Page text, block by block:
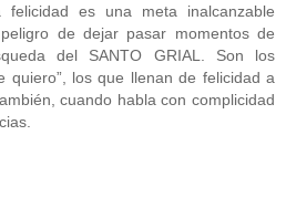
es una meta inalcanzable
de dejar pasar momentos de
del SANTO GRIAL. Son los
quiero”, los que llenan de felicidad a
cuando habla con complicidad